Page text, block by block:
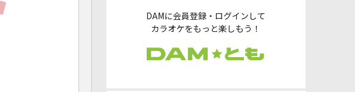
DAMに会員登録・ログインして
カラオケをもっと楽しもう！